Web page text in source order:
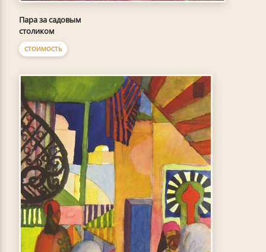
Пара за садовым
столиком
СТОИМОСТЬ